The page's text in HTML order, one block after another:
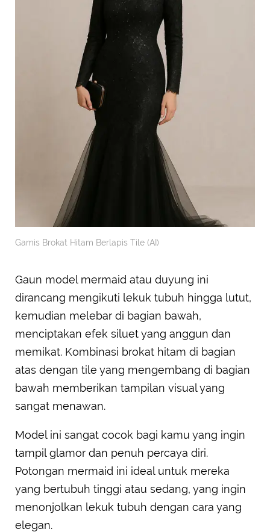
Gamis Brokat Hitam Berlapis Tile (AI)
Gaun model mermaid atau duyung ini
dirancang mengikuti lekuk tubuh hingga lutut,
kemudian melebar di bagian bawah,
menciptakan efek siluet yang anggun dan
memikat. Kombinasi brokat hitam di bagian
atas dengan tile yang mengembang di bagian
bawah memberikan tampilan visual yang
sangat menawan.
Model ini sangat cocok bagi kamu yang ingin
tampil glamor dan penuh percaya diri.
Potongan mermaid ini ideal untuk mereka
yang bertubuh tinggi atau sedang, yang ingin
menonjolkan lekuk tubuh dengan cara yang
elegan.